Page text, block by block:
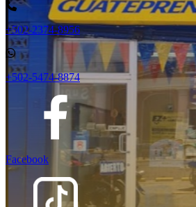
+502-2374-8956
+502-5474-8874
Facebook